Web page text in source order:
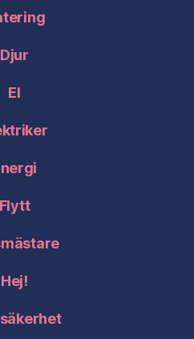
Djur
El
Flytt
Hej!